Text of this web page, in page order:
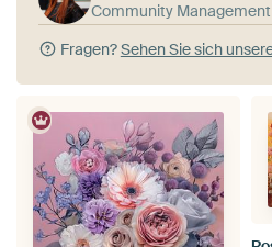
Community Management
Fragen?Sehen Sie sich